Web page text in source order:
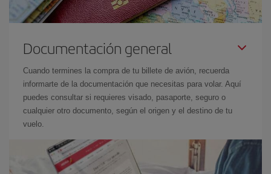
Documentación general
Cuando termines la compra de tu billete de avión, recuerda
informarte de la documentación que necesitas para volar. Aquí
puedes consultar si requieres visado, pasaporte, seguro o
cualquier otro documento, según el origen y el destino de tu
vuelo.